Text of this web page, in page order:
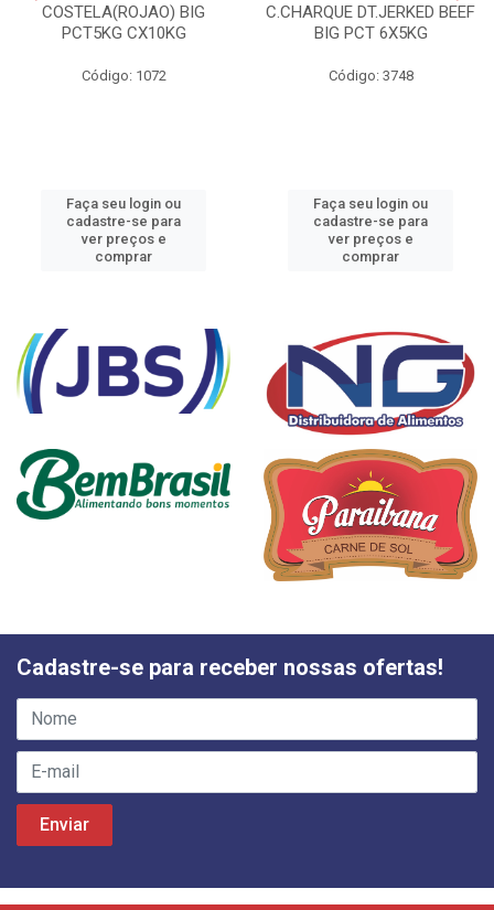
COSTELA(ROJAO) BIG
PCT5KG CX10KG
Código: 1072
Faça seu login ou
cadastre-se para
ver preços e
comprar
C.CHARQUE DT.JERKED BEEF
BIG PCT 6X5KG
Código: 3748
Faça seu login ou
cadastre-se para
ver preços e
comprar
Cadastre-se para receber nossas ofertas!